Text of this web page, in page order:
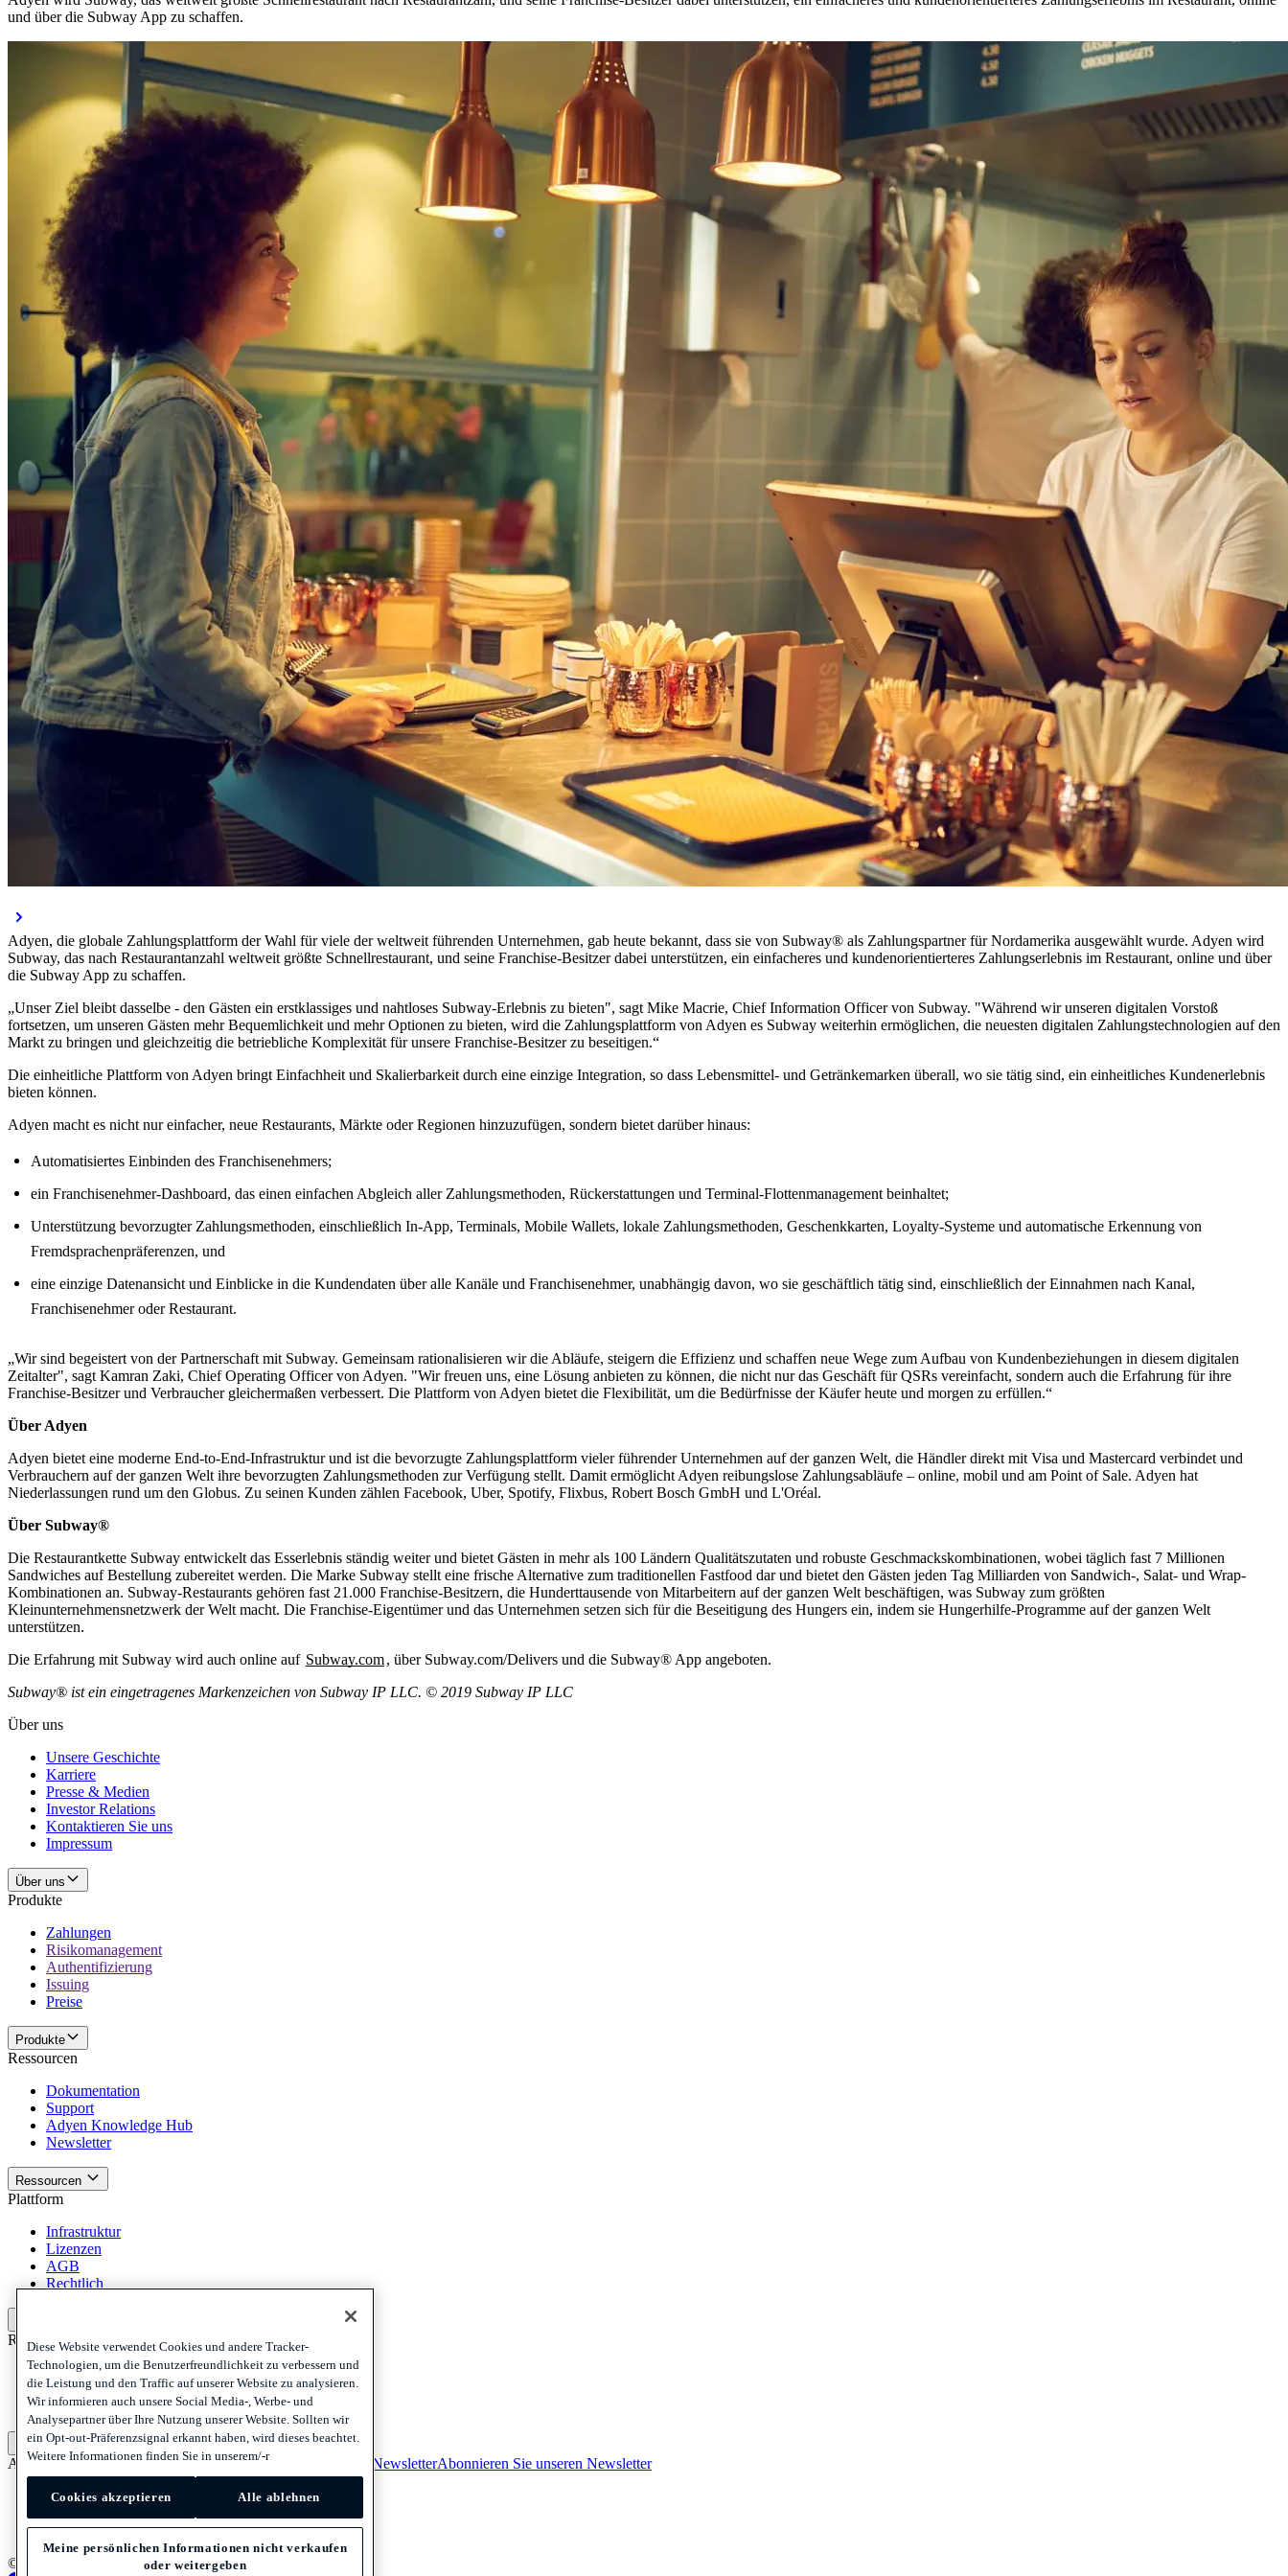
und über die Subway App zu schaffen.
Adyen, die globale Zahlungsplattform der Wahl für viele der weltweit führenden Unternehmen, gab heute bekannt, dass sie von Subway® als Zahlungspartner für Nordamerika ausgewählt wurde. Adyen wird
Subway, das nach Restaurantanzahl weltweit größte Schnellrestaurant, und seine Franchise-Besitzer dabei unterstützen, ein einfacheres und kundenorientierteres Zahlungserlebnis im Restaurant, online und über
die Subway App zu schaffen.
„Unser Ziel bleibt dasselbe - den Gästen ein erstklassiges und nahtloses Subway-Erlebnis zu bieten", sagt Mike Macrie, Chief Information Officer von Subway. "Während wir unseren digitalen Vorstoß
fortsetzen, um unseren Gästen mehr Bequemlichkeit und mehr Optionen zu bieten, wird die Zahlungsplattform von Adyen es Subway weiterhin ermöglichen, die neuesten digitalen Zahlungstechnologien auf den
Markt zu bringen und gleichzeitig die betriebliche Komplexität für unsere Franchise-Besitzer zu beseitigen.“
Die einheitliche Plattform von Adyen bringt Einfachheit und Skalierbarkeit durch eine einzige Integration, so dass Lebensmittel- und Getränkemarken überall, wo sie tätig sind, ein einheitliches Kundenerlebnis
bieten können.
Adyen macht es nicht nur einfacher, neue Restaurants, Märkte oder Regionen hinzuzufügen, sondern bietet darüber hinaus:
Automatisiertes Einbinden des Franchisenehmers;
ein Franchisenehmer-Dashboard, das einen einfachen Abgleich aller Zahlungsmethoden, Rückerstattungen und Terminal-Flottenmanagement beinhaltet;
Unterstützung bevorzugter Zahlungsmethoden, einschließlich In-App, Terminals, Mobile Wallets, lokale Zahlungsmethoden, Geschenkkarten, Loyalty-Systeme und automatische Erkennung von
Fremdsprachenpräferenzen, und
eine einzige Datenansicht und Einblicke in die Kundendaten über alle Kanäle und Franchisenehmer, unabhängig davon, wo sie geschäftlich tätig sind, einschließlich der Einnahmen nach Kanal,
Franchisenehmer oder Restaurant.
„Wir sind begeistert von der Partnerschaft mit Subway. Gemeinsam rationalisieren wir die Abläufe, steigern die Effizienz und schaffen neue Wege zum Aufbau von Kundenbeziehungen in diesem digitalen
Zeitalter", sagt Kamran Zaki, Chief Operating Officer von Adyen. "Wir freuen uns, eine Lösung anbieten zu können, die nicht nur das Geschäft für QSRs vereinfacht, sondern auch die Erfahrung für ihre
Franchise-Besitzer und Verbraucher gleichermaßen verbessert. Die Plattform von Adyen bietet die Flexibilität, um die Bedürfnisse der Käufer heute und morgen zu erfüllen.“
Über Adyen
Adyen bietet eine moderne End-to-End-Infrastruktur und ist die bevorzugte Zahlungsplattform vieler führender Unternehmen auf der ganzen Welt, die Händler direkt mit Visa und Mastercard verbindet und
Verbrauchern auf der ganzen Welt ihre bevorzugten Zahlungsmethoden zur Verfügung stellt. Damit ermöglicht Adyen reibungslose Zahlungsabläufe – online, mobil und am Point of Sale. Adyen hat
Niederlassungen rund um den Globus. Zu seinen Kunden zählen Facebook, Uber, Spotify, Flixbus, Robert Bosch GmbH und L'Oréal.
Über Subway®
Die Restaurantkette Subway entwickelt das Esserlebnis ständig weiter und bietet Gästen in mehr als 100 Ländern Qualitätszutaten und robuste Geschmackskombinationen, wobei täglich fast 7 Millionen
Sandwiches auf Bestellung zubereitet werden. Die Marke Subway stellt eine frische Alternative zum traditionellen Fastfood dar und bietet den Gästen jeden Tag Milliarden von Sandwich-, Salat- und Wrap-
Kombinationen an. Subway-Restaurants gehören fast 21.000 Franchise-Besitzern, die Hunderttausende von Mitarbeitern auf der ganzen Welt beschäftigen, was Subway zum größten
Kleinunternehmensnetzwerk der Welt macht. Die Franchise-Eigentümer und das Unternehmen setzen sich für die Beseitigung des Hungers ein, indem sie Hungerhilfe-Programme auf der ganzen Welt
unterstützen.
Die Erfahrung mit Subway wird auch online auf Subway.com, über Subway.com/Delivers und die Subway® App angeboten.
Subway® ist ein eingetragenes Markenzeichen von Subway IP LLC. © 2019 Subway IP LLC
Über uns
Unsere Geschichte
Karriere
Presse & Medien
Investor Relations
Kontaktieren Sie uns
Impressum
Über uns
Produkte
Zahlungen
Risikomanagement
Authentifizierung
Issuing
Preise
Produkte
Ressourcen
Dokumentation
Support
Adyen Knowledge Hub
Newsletter
Ressourcen
Plattform
Infrastruktur
Lizenzen
AGB
Rechtlich
Richtlinien und Haftungsausschluss
Privacy
Cookies
Disclaimer
Richtlinien und Haftungsausschluss
Abonnieren Sie unseren NewsletterAbonnieren Sie unseren NewsletterAbonnieren Sie unseren Newsletter
Privacy
Disclaimer
© 2026 Adyen
Diese Website verwendet Cookies und andere Tracker-
Technologien, um die Benutzerfreundlichkeit zu verbessern und
die Leistung und den Traffic auf unserer Website zu analysieren.
Wir informieren auch unsere Social Media-, Werbe- und
Analysepartner über Ihre Nutzung unserer Website. Sollten wir
ein Opt-out-Präferenzsignal erkannt haben, wird dieses beachtet.
Weitere Informationen finden Sie in unserem/-r
Cookies akzeptieren Alle ablehnen
Meine persönlichen Informationen nicht verkaufen
oder weitergeben